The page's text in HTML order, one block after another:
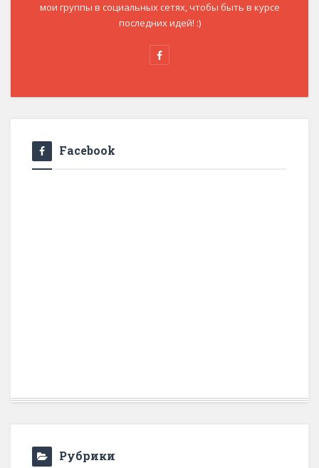
мои группы в социальных сетях, чтобы быть в курсе
последних идей! :)
Facebook
Рубрики